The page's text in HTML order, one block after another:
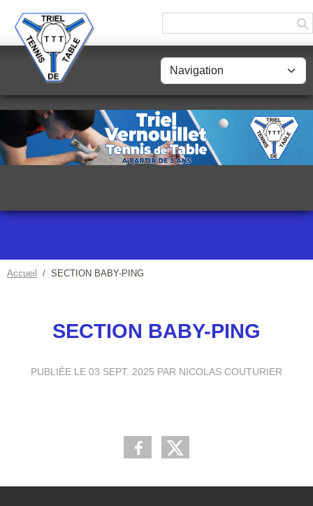
Accueil SECTION BABY-PING
SECTION BABY-PING
PUBLIÉE LE 03 SEPT. 2025 PAR NICOLAS COUTURIER